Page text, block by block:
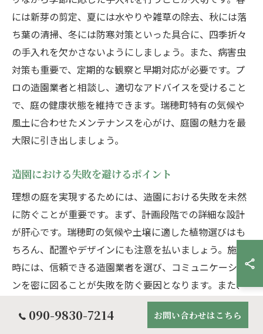
には新芽の剪定、夏には水やりや雑草の除去、秋には落
ち葉の清掃、冬には防寒対策といった具合に、四季折々
の手入れを欠かさないようにしましょう。また、病害虫
対策も重要で、定期的な観察と早期対応が必要です。プ
ロの造園業者と相談し、適切なアドバイスを受けること
で、庭の健康状態を維持できます。瑞穂町特有の気候や
風土に合わせたメンテナンスを心がけ、庭園の魅力を最
大限に引き出しましょう。
造園における失敗を避けるポイント
理想の庭を実現するためには、造園における失敗を未然
に防ぐことが重要です。まず、計画段階での詳細な設計
が肝心です。瑞穂町の気候や土壌に適した植物選びはも
ちろん、配置やデザインにも注意を払いましょう。施工
時には、信頼できる造園業者を選び、コミュニケーショ
ンを密に図ることが失敗を防ぐ要因となります。また、
施行後のメンテナンスを怠ると、せっかくの庭が劣化す
ることがあります。定期的な手入れを習慣化し、庭の状
090-9830-7214 お問い合わせはこちら